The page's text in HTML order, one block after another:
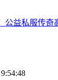
公益私服传奇